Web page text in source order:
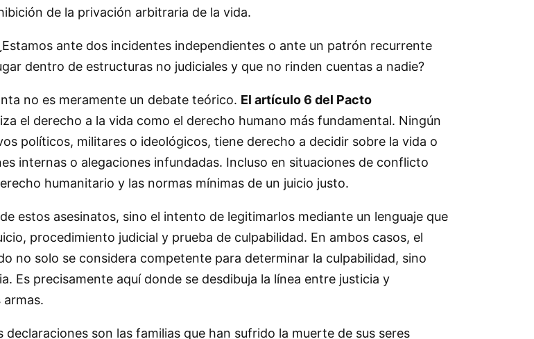
de la privación arbitraria de la vida.
ante dos incidentes independientes o ante un patrón recurrente
dentro de estructuras no judiciales y que no rinden cuentas a nadie?
no es meramente un debate teórico. El artículo 6 del Pacto
el derecho a la vida como el derecho humano más fundamental. Ningún
políticos, militares o ideológicos, tiene derecho a decidir sobre la vida o
internas o alegaciones infundadas. Incluso en situaciones de conflicto
humanitario y las normas mínimas de un juicio justo.
estos asesinatos, sino el intento de legitimarlos mediante un lenguaje que
procedimiento judicial y prueba de culpabilidad. En ambos casos, el
no solo se considera competente para determinar la culpabilidad, sino
Es precisamente aquí donde se desdibuja la línea entre justicia y
son las familias que han sufrido la muerte de sus seres